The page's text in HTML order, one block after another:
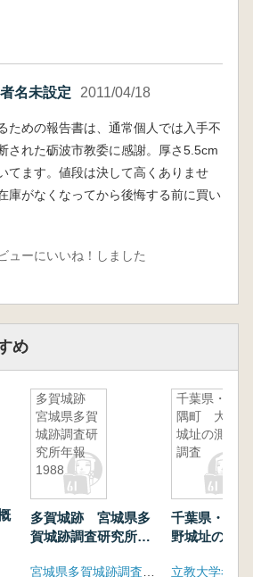
名未設定 2011/04/18
ための報告書は、通常個人では入手不
された砺波市教委に感謝。厚さ5.5cm
てます。値段は決して高くありませ
庫がなくなってから後悔する前に買い
ューにいいね！しました
め
多賀城跡
宮城県多賀
城跡調査研
究所年報
1988
多賀城跡 宮城県多
賀城跡調査研究所年
千葉県・夷
隅町 大野
城址の測量
調査
千葉県・夷
野城址の測